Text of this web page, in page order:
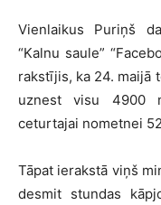
Vienlaikus Puriņš
“Kalnu saule”
rakstījis, ka 24. maijā
uznest visu 4900
ceturtajai nometnei
Tāpat ierakstā viņš
desmit stundas